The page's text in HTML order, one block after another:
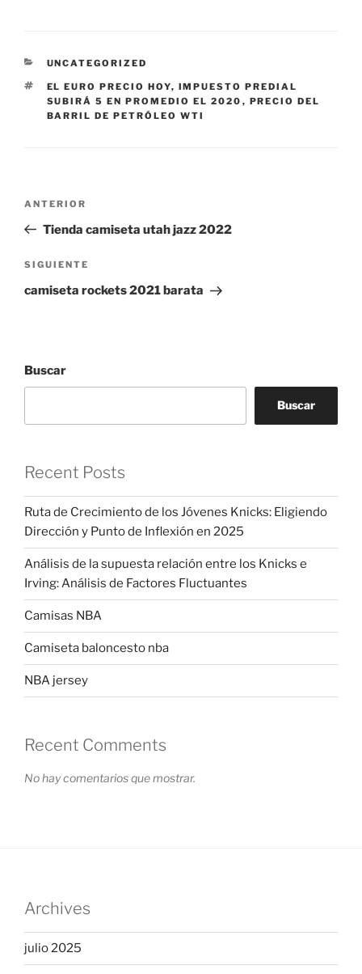
CATEGORÍAS
UNCATEGORIZED
ETIQUETAS
EL EURO PRECIO HOY, IMPUESTO PREDIAL
SUBIRÁ 5 EN PROMEDIO EL 2020 , PRECIO DEL
BARRIL DE PETRÓLEO WTI
entradas
Entrada
anterior:
ANTERIOR
Tienda camiseta utah jazz 2022
Siguiente
entrada
SIGUIENTE
camiseta rockets 2021 barata
Buscar
Buscar
Recent Posts
Ruta de Crecimiento de los Jóvenes Knicks: Eligiendo
Dirección y Punto de Inflexión en 2025
Análisis de la supuesta relación entre los Knicks e
Irving: Análisis de Factores Fluctuantes
Camisas NBA
Camiseta baloncesto nba
NBA jersey
Recent Comments
No hay comentarios que mostrar.
Archives
julio 2025